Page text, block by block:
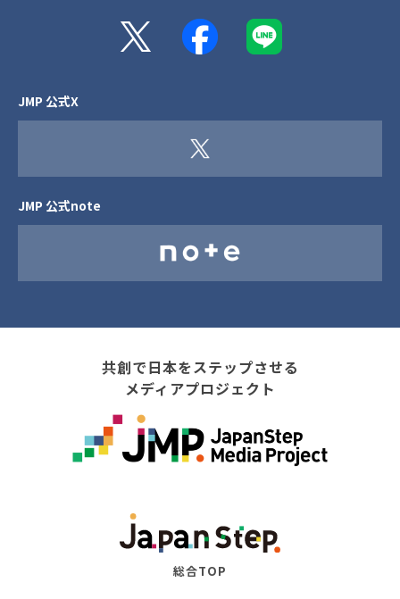
JMP 公式X
JMP 公式note
共創で日本をステップさせる
メディアプロジェクト
総合TOP